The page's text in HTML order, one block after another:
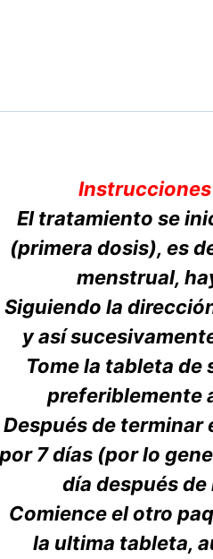
Instrucciones
El tratamiento se
(primera dosis), es
menstrual,
Siguiendo la
y así
Tome la tableta de
preferiblemente
Después de
por 7 días (por lo
día después
Comience el otro
la ultima tableta,